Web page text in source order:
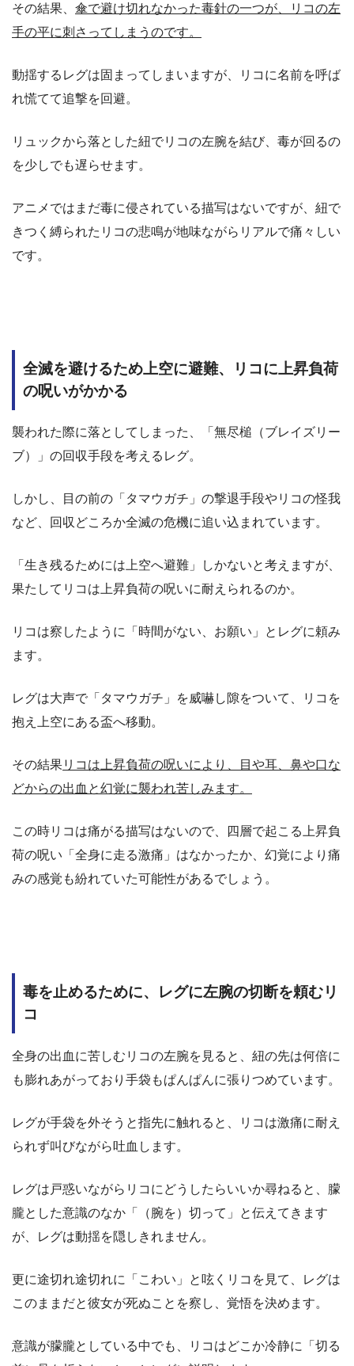
その結果、 傘で避け切れなかった毒針の一つが、リコの左
手の平に刺さってしまうのです。
動揺するレグは固まってしまいますが、リコに名前を呼ば
れ慌てて追撃を回避。
リュックから落とした紐でリコの左腕を結び、毒が回るの
を少しでも遅らせます。
アニメではまだ毒に侵されている描写はないですが、紐で
きつく縛られたリコの悲鳴が地味ながらリアルで痛々しい
です。
全滅を避けるため上空に避難、リコに上昇負荷
の呪いがかかる
襲われた際に落としてしまった、「無尽槌（ブレイズリー
ブ）」の回収手段を考えるレグ。
しかし、目の前の「タマウガチ」の撃退手段やリコの怪我
など、回収どころか全滅の危機に追い込まれています。
「生き残るためには上空へ避難」しかないと考えますが、
果たしてリコは上昇負荷の呪いに耐えられるのか。
リコは察したように「時間がない、お願い」とレグに頼み
ます。
レグは大声で「タマウガチ」を威嚇し隙をついて、リコを
抱え上空にある盃へ移動。
その結果リコは上昇負荷の呪いにより、目や耳、鼻や口な
どからの出血と幻覚に襲われ苦しみます。
この時リコは痛がる描写はないので、四層で起こる上昇負
荷の呪い「全身に走る激痛」はなかったか、幻覚により痛
みの感覚も紛れていた可能性があるでしょう。
毒を止めるために、レグに左腕の切断を頼むリ
コ
全身の出血に苦しむリコの左腕を見ると、紐の先は何倍に
も膨れあがっており手袋もぱんぱんに張りつめています。
レグが手袋を外そうと指先に触れると、リコは激痛に耐え
られず叫びながら吐血します。
レグは戸惑いながらリコにどうしたらいいか尋ねると、朦
朧とした意識のなか「（腕を）切って」と伝えてきます
が、レグは動揺を隠しきれません。
更に途切れ途切れに「こわい」と呟くリコを見て、レグは
このままだと彼女が死ぬことを察し、覚悟を決めます。
意識が朦朧としている中でも、リコはどこか冷静に「切る